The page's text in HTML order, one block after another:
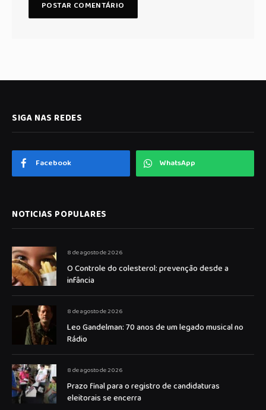
SIGA NAS REDES
Facebook WhatsApp
NOTICIAS POPULARES
8 de agosto de 2026
O Controle do colesterol: prevenção desde a
infância
8 de agosto de 2026
Leo Gandelman: 70 anos de um legado musical no
Rádio
8 de agosto de 2026
Prazo final para o registro de candidaturas
eleitorais se encerra